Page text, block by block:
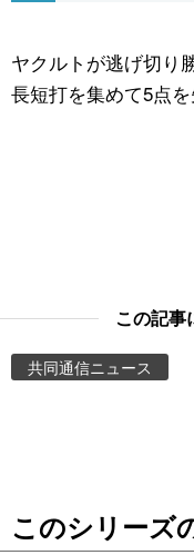
社会
スポーツ・東京2020
旅と暮らし
Images
暮らし
ヤクルトが逃げ切り
長短打を集めて5点
この記事
共同通信ニュース
このシリーズ